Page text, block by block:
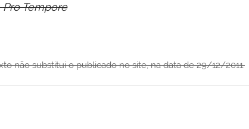
Pro Tempore
não substitui o publicado no site, na data de 29/12/2011.